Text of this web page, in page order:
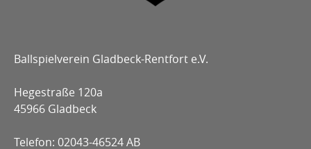
Ballspielverein Gladbeck-Rentfort e.V.
Hegestraße 120a
45966 Gladbeck
Telefon: 02043-46524 AB